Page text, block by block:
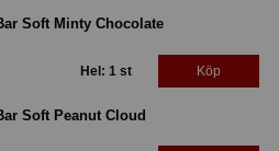
Soft Minty Chocolate
Hel: 1 st Köp
Soft Peanut Cloud